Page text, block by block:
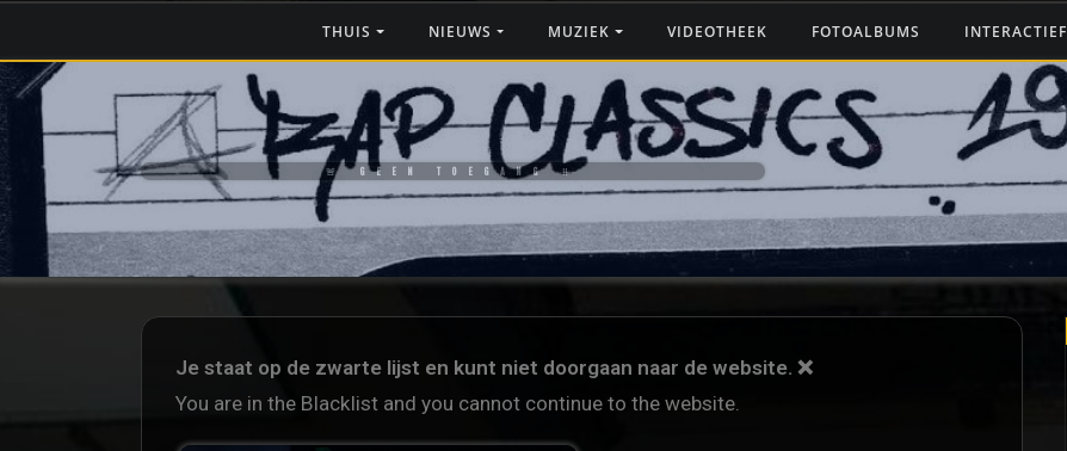
THUIS NIEUWS MUZIEK VIDEOTHEEK FOTOALBUMS INTERACTIEF
🚨 GEEN TOEGANG ‼️
Je staat op de zwarte lijst en kunt niet doorgaan naar de website. ❌
You are in the Blacklist and you cannot continue to the website.